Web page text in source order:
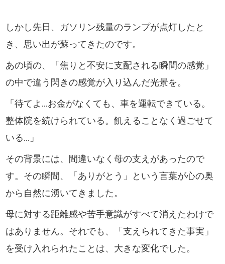
しかし先日、ガソリン残量のランプが点灯したと
き、思い出が蘇ってきたのです。
あの頃の、「焦りと不安に支配される瞬間の感覚」
の中で違う閃きの感覚が入り込んだ光景を。
「待てよ…お金がなくても、車を運転できている。
整体院を続けられている。飢えることなく過ごせて
いる…」
その背景には、間違いなく母の支えがあったので
す。その瞬間、「ありがとう」という言葉が心の奥
から自然に湧いてきました。
母に対する距離感や苦手意識がすべて消えたわけで
はありません。それでも、「支えられてきた事実」
を受け入れられたことは、大きな変化でした。